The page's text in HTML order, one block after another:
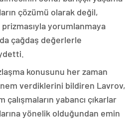
çözümü olarak değil,
yorumlanmaya
da çağdaş değerlerle
konusunu her zaman
verdiklerini bildiren Lavrov,
çalışmaların yabancı çıkarlar
yönelik olduğundan emin